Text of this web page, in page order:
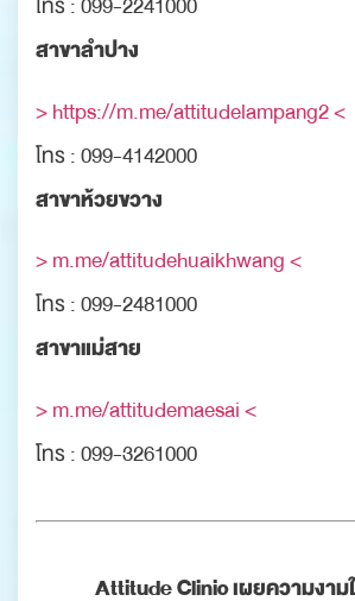
สาขาลำปาง
> https://m.me/attitudelampang2 <
โทร : 099-4142000
สาขาห้วยขวาง
> m.me/attitudehuaikhwang <
โทร : 099-2481000
สาขาแม่สาย
> m.me/attitudemaesai <
โทร : 099-3261000
Attitude Clinic เผยความงา